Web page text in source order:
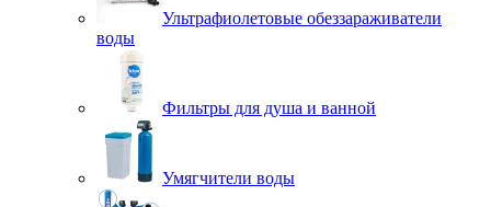
Ультрафиолетовые обеззараживатели
воды
Фильтры для душа и ванной
Умягчители воды